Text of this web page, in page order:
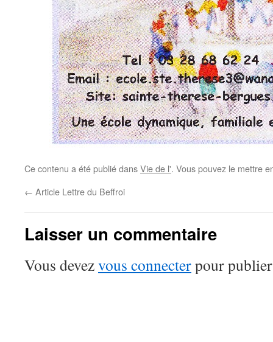
Ce contenu a été publié dansVie de l'. Vous pouvez le mettre
← Article Lettre du Beffroi
Laisser un commentaire
Vous devezvous connecterpour